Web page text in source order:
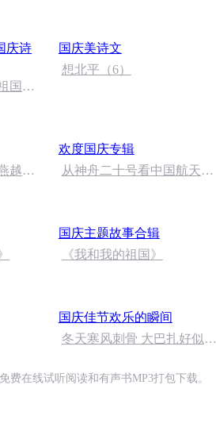
庆诗
国》
国庆美诗文
想北平（6）
越五
欢度国庆专辑
从神舟二十号看中国航天
国庆主题故事合辑
《我和我的祖国》
国庆佳节欢乐的瞬间
冬天寒风刺骨 大巴扎好似温
在线试听阅读和有声书MP3打包下载。